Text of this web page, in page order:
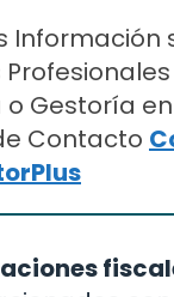
Información
o Gestoría
Contacto